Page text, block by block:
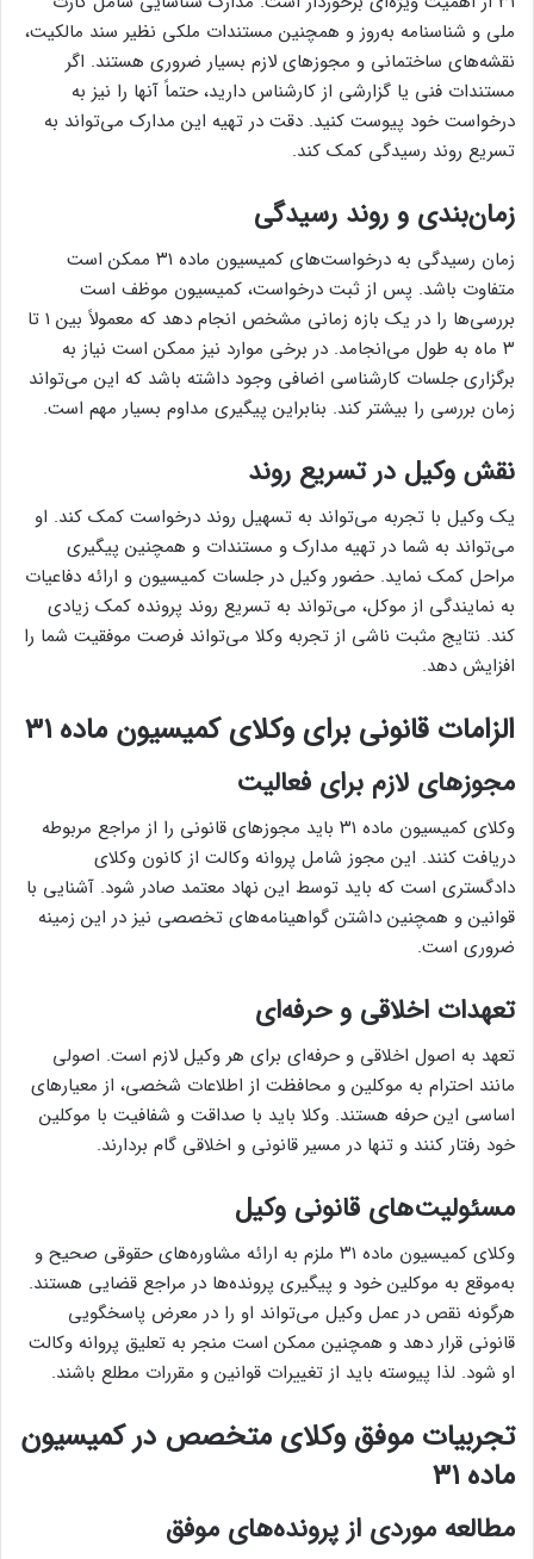
ملی و شناسنامه به‌روز و همچنین مستندات ملکی نظیر سند مالکیت،
نقشه‌های ساختمانی و مجوزهای لازم بسیار ضروری هستند. اگر
مستندات فنی یا گزارشی از کارشناس دارید، حتماً آنها را نیز به
درخواست خود پیوست کنید. دقت در تهیه این مدارک می‌تواند به
تسریع روند رسیدگی کمک کند.
زمان‌بندی و روند رسیدگی
زمان رسیدگی به درخواست‌های کمیسیون ماده ۳۱ ممکن است
متفاوت باشد. پس از ثبت درخواست، کمیسیون موظف است
بررسی‌ها را در یک بازه زمانی مشخص انجام دهد که معمولاً بین ۱ تا
۳ ماه به طول می‌انجامد. در برخی موارد نیز ممکن است نیاز به
برگزاری جلسات کارشناسی اضافی وجود داشته باشد که این می‌تواند
زمان بررسی را بیشتر کند. بنابراین پیگیری مداوم بسیار مهم است.
نقش وکیل در تسریع روند
یک وکیل با تجربه می‌تواند به تسهیل روند درخواست کمک کند. او
می‌تواند به شما در تهیه مدارک و مستندات و همچنین پیگیری
مراحل کمک نماید. حضور وکیل در جلسات کمیسیون و ارائه دفاعیات
به نمایندگی از موکل، می‌تواند به تسریع روند پرونده کمک زیادی
کند. نتایج مثبت ناشی از تجربه وکلا می‌تواند فرصت موفقیت شما را
افزایش دهد.
الزامات قانونی برای وکلای کمیسیون ماده ۳۱
مجوزهای لازم برای فعالیت
وکلای کمیسیون ماده ۳۱ باید مجوزهای قانونی را از مراجع مربوطه
دریافت کنند. این مجوز شامل پروانه وکالت از کانون وکلای
دادگستری است که باید توسط این نهاد معتمد صادر شود. آشنایی با
قوانین و همچنین داشتن گواهینامه‌های تخصصی نیز در این زمینه
ضروری است.
تعهدات اخلاقی و حرفه‌ای
تعهد به اصول اخلاقی و حرفه‌ای برای هر وکیل لازم است. اصولی
مانند احترام به موکلین و محافظت از اطلاعات شخصی، از معیارهای
اساسی این حرفه هستند. وکلا باید با صداقت و شفافیت با موکلین
خود رفتار کنند و تنها در مسیر قانونی و اخلاقی گام بردارند.
مسئولیت‌های قانونی وکیل
وکلای کمیسیون ماده ۳۱ ملزم به ارائه مشاوره‌های حقوقی صحیح و
به‌موقع به موکلین خود و پیگیری پرونده‌ها در مراجع قضایی هستند.
هرگونه نقص در عمل وکیل می‌تواند او را در معرض پاسخگویی
قانونی قرار دهد و همچنین ممکن است منجر به تعلیق پروانه وکالت
او شود. لذا پیوسته باید از تغییرات قوانین و مقررات مطلع باشند.
تجربیات موفق وکلای متخصص در کمیسیون
ماده ۳۱
مطالعه موردی از پرونده‌های موفق